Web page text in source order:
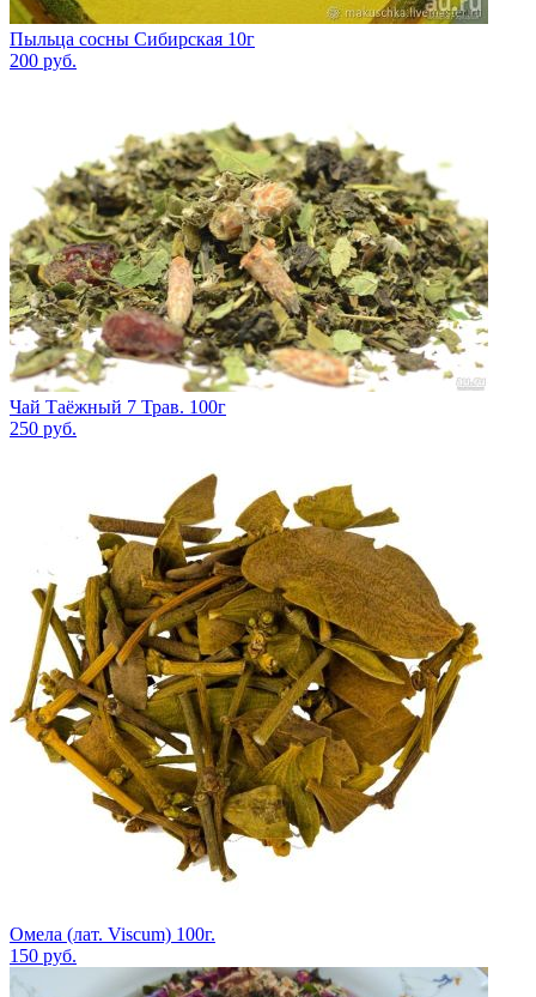
Пыльца сосны Сибирская 10г
200 руб.
Чай Таёжный 7 Трав. 100г
250 руб.
Омела (лат. Viscum) 100г.
150 руб.